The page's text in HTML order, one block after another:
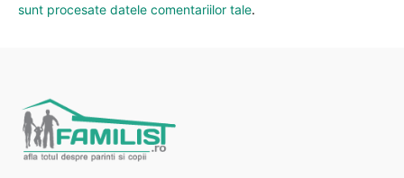
sunt procesate datele comentariilor tale.